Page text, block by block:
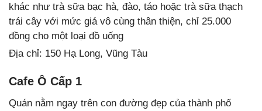
khác như trà sữa bạc hà, đào, táo hoặc trà sữa thạch
trái cây với mức giá vô cùng thân thiện, chỉ 25.000
đồng cho một loại đồ uống
Địa chỉ: 150 Hạ Long, Vũng Tàu
Cafe Ô Cấp 1
Quán nằm ngay trên con đường đẹp của thành phố